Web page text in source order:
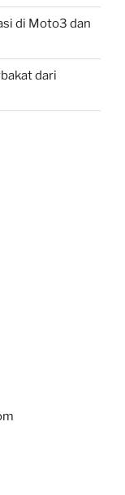
di Moto3 dan
dari